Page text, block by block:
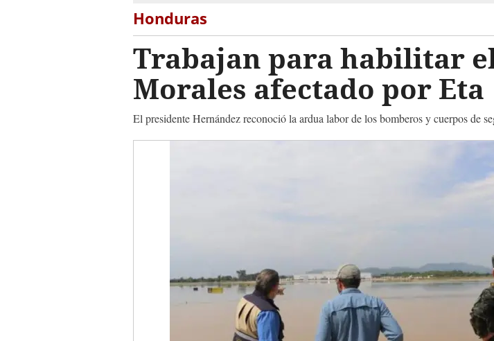
Honduras
Trabajan para habilitar
Morales afectado por Eta
El presidente Hernández reconoció la ardua labor de los bomberos y cuerpos de